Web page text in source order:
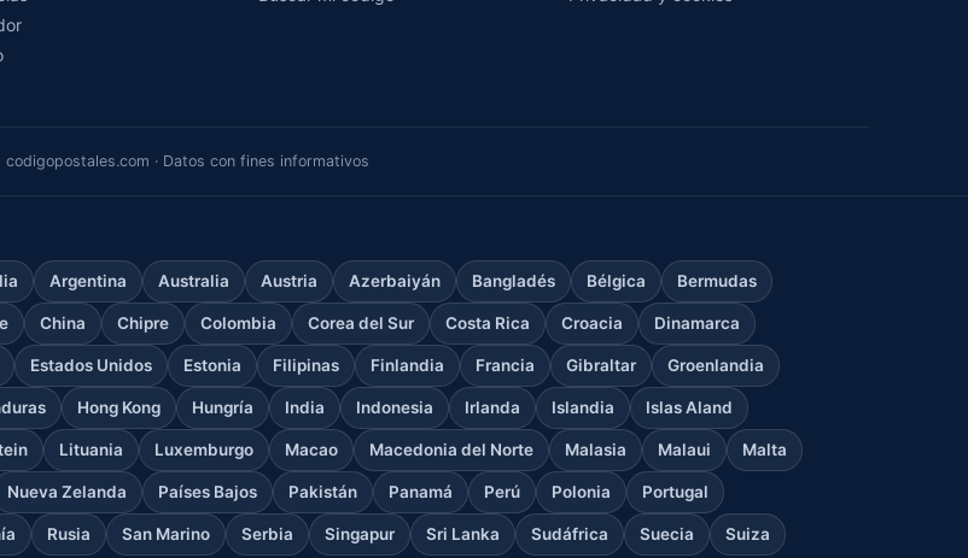
· Datos con fines informativos
Argentina Australia Austria Azerbaiyán Bangladés Bélgica Bermudas
China Chipre Colombia Corea del Sur Costa Rica Croacia Dinamarca
Estados Unidos Estonia Filipinas Finlandia Francia Gibraltar Groenlandia
Hong Kong Hungría India Indonesia Irlanda Islandia Islas Aland
Lituania Luxemburgo Macao Macedonia del Norte Malasia Malaui Malta
Nueva Zelanda Países Bajos Pakistán Panamá Perú Polonia Portugal
Rusia San Marino Serbia Singapur Sri Lanka Sudáfrica Suecia Suiza